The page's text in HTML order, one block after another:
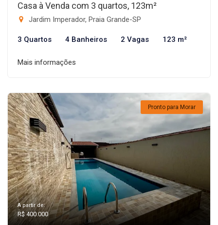
Casa à Venda com 3 quartos, 123m²
Jardim Imperador, Praia Grande-SP
3 Quartos 4 Banheiros 2 Vagas 123 m²
Mais informações
Pronto para Morar
A partir de:
R$ 400.000